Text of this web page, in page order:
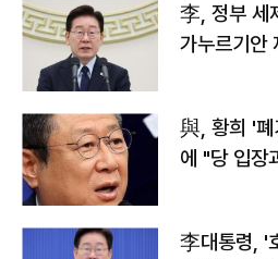
李, 정부 세
가누르기안
與, 황희 '폐
에 "당 입장
李대통령, '